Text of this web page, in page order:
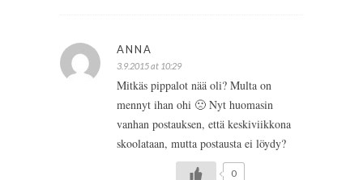
ANNA
3.9.2015 at 10:29
Mitkäs pippalot nää oli? Multa on
mennyt ihan ohi 🙁 Nyt huomasin
vanhan postauksen, että keskiviikkona
skoolataan, mutta postausta ei löydy?
0